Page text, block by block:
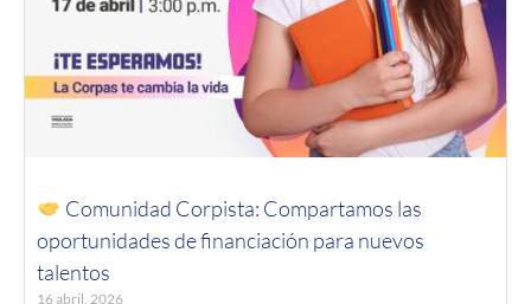
Comunidad Corpista: Compartamos las
oportunidades de financiación para nuevos
talentos
16 abril, 2026